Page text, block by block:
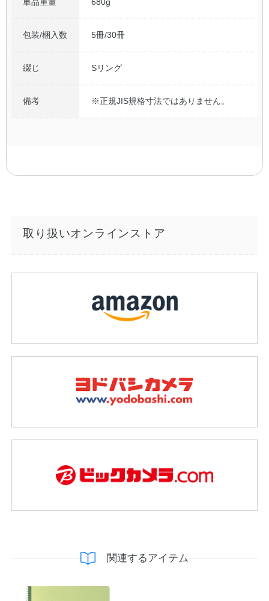
包装/梱入数 5冊/30冊
綴じ Sリング
備考 ※正規JIS規格寸法ではありません。
取り扱いオンラインストア
関連するアイテム